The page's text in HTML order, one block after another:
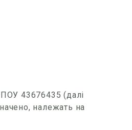
43676435 (далі
належать на